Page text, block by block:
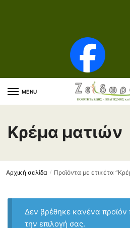
MENU
Κρέμα ματιών
Αρχική σελίδα / Προϊόντα με ετικέτα
Δεν βρέθηκε κανένα προϊόν
την επιλογή σας.